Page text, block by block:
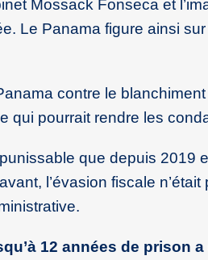
Mossack Fonseca et
Le Panama figure ainsi
contre le blanchiment
qui pourrait rendre les
que depuis 2019
l’évasion fiscale
12 années de prison